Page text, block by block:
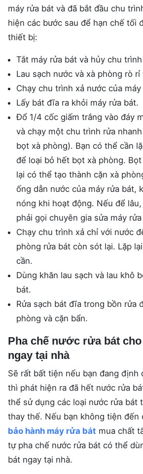
máy rửa bát và đã bắt đầu chu
hiện các bước sau để hạn chế tối
thiết bị:
Tắt máy rửa bát và hủy chu
Lau sạch nước và xà phòng rò rỉ
Chạy chu trình xả nước của
Lấy bát đĩa ra khỏi máy rửa bát.
Đổ 1/4 cốc giấm trắng vào đáy
và chạy một chu trình rửa
bọt xà phòng). Bạn có thể cần
để loại bỏ hết bọt xà phòng.
lại có thể tạo thành cặn xà
ống dẫn nước của máy rửa bát,
nóng khi hoạt động. Nếu để
phải gọi chuyên gia sửa máy
Chạy chu trình xả chỉ với nước
phòng rửa bát còn sót lại. Lặp
cần.
Dùng khăn lau sạch và lau khô
bát.
Rửa sạch bát đĩa trong bồn rửa
phòng và cặn bẩn.
Pha chế nước rửa bát
ngay tại nhà
Sẽ rất bất tiện nếu bạn đang định
thì phát hiện ra đã hết nước rửa
thể sử dụng các loại nước rửa bát
thay thế. Nếu bạn không tiện đến
bảo hành máy rửa bát mua chất
tự pha chế nước rửa bát có thể
bát ngay tại nhà.